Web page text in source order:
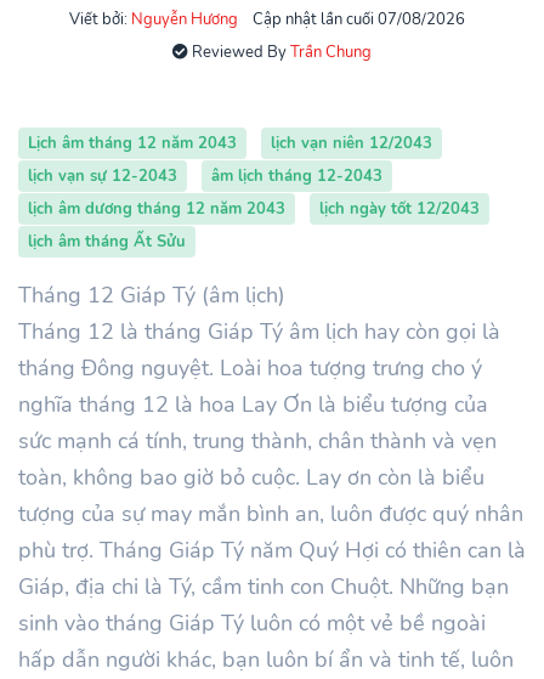
Viết bởi: Nguyễn Hương
Cập nhật lần cuối 07/08/2026
Reviewed ByTrần Chung
Lịch âm tháng 12 năm 2043
lịch vạn niên 12/2043
lịch vạn sự 12-2043
âm lịch tháng 12-2043
lịch âm dương tháng 12 năm 2043
lịch ngày tốt 12/2043
lịch âm tháng Ất Sửu
Tháng 12 Giáp Tý (âm lịch)
Tháng 12 là tháng Giáp Tý âm lịch hay còn gọi là
tháng Đông nguyệt. Loài hoa tượng trưng cho ý
nghĩa tháng 12 là hoa Lay Ơn là biểu tượng của
sức mạnh cá tính, trung thành, chân thành và vẹn
toàn, không bao giờ bỏ cuộc. Lay ơn còn là biểu
tượng của sự may mắn bình an, luôn được quý nhân
phù trợ. Tháng Giáp Tý năm Quý Hợi có thiên can là
Giáp, địa chi là Tý, cầm tinh con Chuột. Những bạn
sinh vào tháng Giáp Tý luôn có một vẻ bề ngoài
hấp dẫn người khác, bạn luôn bí ẩn và tinh tế, luôn